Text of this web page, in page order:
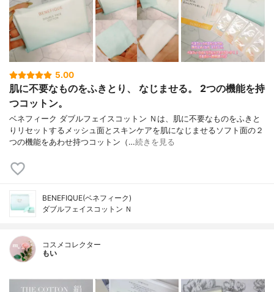
5.00
肌に不要なものをふきとり、 なじませる。 2つの機能を持
つコットン。
ベネフィーク ダブルフェイスコットン Ｎは、肌に不要なものをふきと
りリセットするメッシュ面とスキンケアを肌になじませるソフト面の２
つの機能をあわせ持つコットン（…続きを見る
BENEFIQUE(ベネフィーク)
ダブルフェイスコットン Ｎ
コスメコレクター
もい